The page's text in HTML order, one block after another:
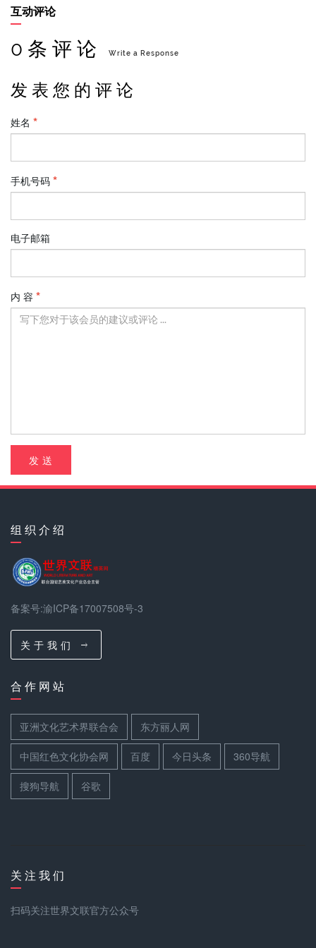
互动评论
0 条 评 论 Write a Response
发 表 您 的 评 论
姓名
手机号码
电子邮箱
内 容
发 送
组 织 介 绍
备案号:渝ICP备17007508号-3
关 于 我 们
合 作 网 站
亚洲文化艺术界联合会 东方丽人网
中国红色文化协会网 百度 今日头条 360导航
搜狗导航 谷歌
关 注 我 们
扫码关注世界文联官方公众号